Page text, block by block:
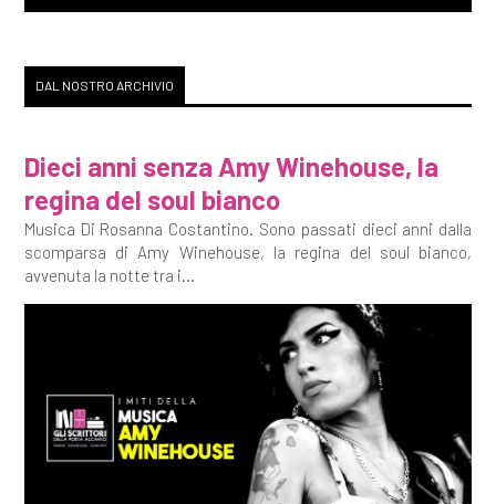
DAL NOSTRO ARCHIVIO
Dieci anni senza Amy Winehouse, la
regina del soul bianco
Musica Di Rosanna Costantino. Sono passati dieci anni dalla
scomparsa di Amy Winehouse, la regina del soul bianco,
avvenuta la notte tra i...